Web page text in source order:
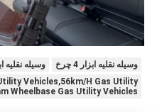
وسیله نقلیه ابزار 4 چرخ
وسیله نقلیه
Vehicles,56km/H Gas Utility
Wheelbase Gas Utility Vehicles